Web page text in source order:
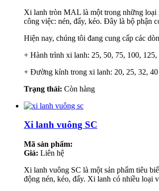
Xi lanh tròn MAL là một trong những loại
công việc: nén, đẩy, kéo. Đây là bộ phận
Hiện nay, chúng tôi đang cung cấp các
+ Hành trình xi lanh: 25, 50, 75, 100,
+ Đường kính trong xi lanh: 20, 25, 32, 40
Trạng thái: Còn hàng
Xi lanh vuông SC
Mã sản phẩm:
Giá: Liên hệ
Xi lanh vuông SC là một sản phẩm tiêu
động nén, kéo, đẩy. Xi lanh có nhiều loại